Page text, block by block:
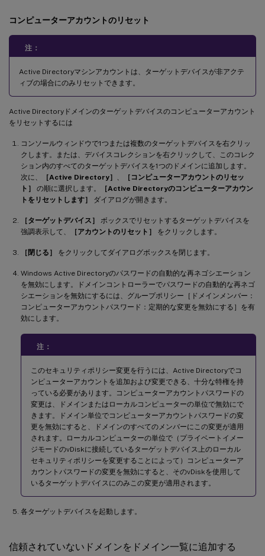
コンピューターアカウントのリセット
注：
Active Directoryマシンアカウントは、ターゲットデバイスが非アクテ
ィブの場合にのみリセットできます。
Active Directoryドメインのターゲットデバイスのコンピューターアカウント
をリセットするには
コンソールウィンドウで1つまたは複数のターゲットデバイスを右クリッ
クします。または、デバイスコレクションを右クリックして、このコレク
ション内のすべてのターゲットデバイスを1つのドメインに追加します。
次に、
［Active Directory］
［コンピューターアカウントのリセッ
ト］
の順に選択します。
［Active Directoryのコンピューターアカウン
トをリセットします］
ダイアログが開きます。
［ターゲットデバイス］
ボックスでリセットするターゲットデバイスを
強調表示して、
［アカウントのリセット］ をクリックします。
［閉じる］ をクリックしてダイアログボックスを閉じます。
Windows Active Directoryのパスワードの自動的な再ネゴシエーション
を無効にします。ドメインコントローラーでパスワードの自動的な再ネゴ
シエーションを無効にするには、グループポリシー［ドメインメンバー：
コンピューターアカウントパスワード：定期的な変更を無効にする］を有
効にします。
注：
このセキュリティポリシー変更を行うには、Active Directoryでコ
ンピューターアカウントを追加および変更できる、十分な特権を持
っている必要があります。コンピューターアカウントパスワードの
変更は、ドメインまたはローカルコンピューターの単位で無効にで
きます。ドメイン単位でコンピューターアカウントパスワードの変
更を無効にすると、ドメインのすべてのメンバーにこの変更が適用
されます。ローカルコンピューターの単位で（プライベートイメー
ジモードのvDiskに接続しているターゲットデバイス上のローカル
セキュリティポリシーを変更することによって）コンピューターア
カウントパスワードの変更を無効にすると、そのvDiskを使用して
いるターゲットデバイスにのみこの変更が適用されます。
各ターゲットデバイスを起動します。
信頼されていないドメインをドメイン一覧に追加する